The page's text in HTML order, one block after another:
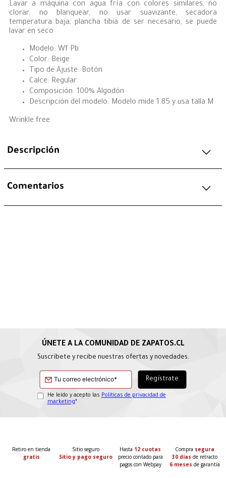
Lavar a máquina con agua fría con colores similares, no
clorar, no blanquear, no usar suavizante, secadora
temperatura baja, plancha tibia de ser necesario, se puede
lavar en seco
Modelo: Wf Pb
Color: Beige
Tipo de Ajuste: Botón
Calce: Regular
Composición: 100% Algodón
Descripción del modelo: Modelo mide 1.85 y usa talla M
Wrinkle free
Descripción
Comentarios
Suscríbete y recibe nuestras ofertas y novedades.
He leído y acepto las Políticas de privacidad de
marketing*
Retiro en tienda
gratis
Sitio seguro
Sitio y pago seguro
Hasta 12 cuotas
precio contado para
pagos con Webpay
Compra segura
30 días de retracto
6 meses de garantía